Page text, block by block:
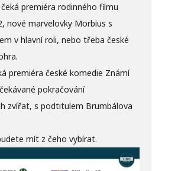
premiéra rodinného filmu
nové marvelovky Morbius s
v hlavní roli, nebo třeba české
premiéra české komedie Známí
pokračování
zvířat, s podtitulem Brumbálova
mít z čeho vybírat.